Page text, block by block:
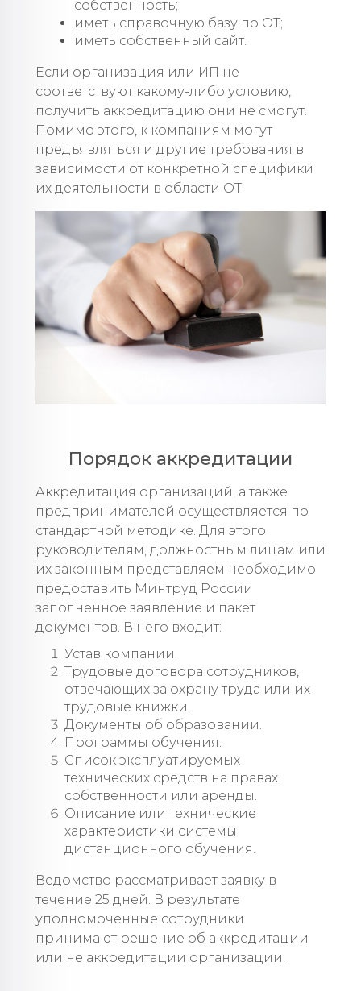
собственность;
иметь справочную базу по ОТ;
иметь собственный сайт.
Если организация или ИП не
соответствуют какому-либо условию,
получить аккредитацию они не смогут.
Помимо этого, к компаниям могут
предъявляться и другие требования в
зависимости от конкретной специфики
их деятельности в области ОТ.
Порядок аккредитации
Аккредитация организаций, а также
предпринимателей осуществляется по
стандартной методике. Для этого
руководителям, должностным лицам или
их законным представляем необходимо
предоставить Минтруд России
заполненное заявление и пакет
документов. В него входит:
Устав компании.
Трудовые договора сотрудников,
отвечающих за охрану труда или их
трудовые книжки.
Документы об образовании.
Программы обучения.
Список эксплуатируемых
технических средств на правах
собственности или аренды.
Описание или технические
характеристики системы
дистанционного обучения.
Ведомство рассматривает заявку в
течение 25 дней. В результате
уполномоченные сотрудники
принимают решение об аккредитации
или не аккредитации организации.